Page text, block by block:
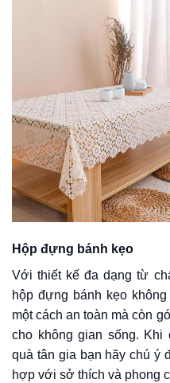
Hộp đựng bánh kẹo
Với thiết kế đa dạng từ
hộp đựng bánh kẹo
một cách an toàn mà còn
cho không gian sống.
quà tân gia bạn hãy chú ý
hợp với sở thích và phong